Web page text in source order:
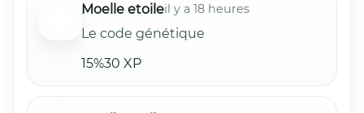
Moelle etoileil y a 18 heures
Le code génétique
15%30 XP